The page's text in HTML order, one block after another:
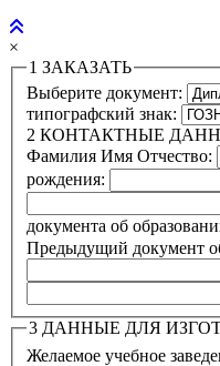
×
1 ЗАКАЗАТЬ
Выберите документ:
типографский знак:
2 КОНТАКТНЫЕ
Фамилия Имя Отчество:
рождения:
документа об
Предыдущий документ
3 ДАННЫЕ ДЛЯ
Желаемое учебное